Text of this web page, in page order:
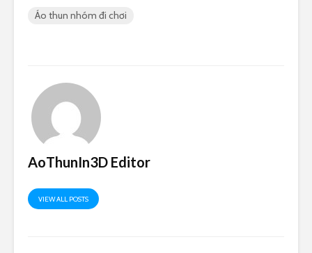
Áo thun nhóm đi chơi
AoThunIn3D Editor
VIEW ALL POSTS